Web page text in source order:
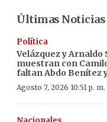
Últimas Noticias
Política
Velázquez y Arnaldo
muestran con
faltan Abdo Benítez
Agosto 7, 2026 10:51 p. m.